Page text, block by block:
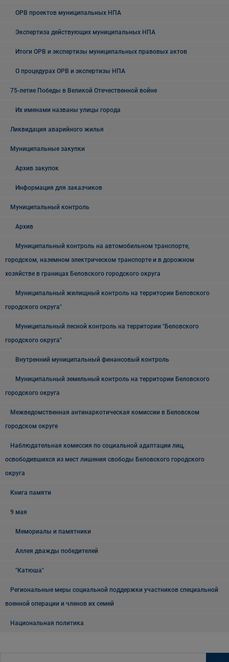
ОРВ проектов муниципальных НПА
Экспертиза действующих муниципальных НПА
Итоги ОРВ и экспертизы муниципальных правовых актов
О процедурах ОРВ и экспертизы НПА
75-летие Победы в Великой Отечественной войне
Их именами названы улицы города
Ликвидация аварийного жилья
Муниципальные закупки
Архив закупок
Информация для заказчиков
Муниципальный контроль
Архив
Муниципальный контроль на автомобильном транспорте,
городском, наземном электрическом транспорте и в дорожном
хозяйстве в границах Беловского городского округа
Муниципальный жилищный контроль на территории Беловского
городского округа"
Муниципальный лесной контроль на территории "Беловского
городского округа"
Внутренний муниципальный финансовый контроль
Муниципальный земельный контроль на территории Беловского
городского округа
Межведомственная антинаркотическая комиссии в Беловском
городском округе
Наблюдательная комиссия по социальной адаптации лиц,
освободившихся из мест лишения свободы Беловского городского
округа
Книга памяти
9 мая
Мемориалы и памятники
Аллея дважды победителей
"Катюша"
Региональные меры социальной поддержки участников специальной
военной операции и членов их семей
Национальная политика